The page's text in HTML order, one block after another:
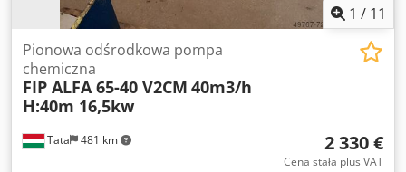
1 / 11
Tata 481 km
Pionowa odśrodkowa pompa
chemiczna
FIP ALFA 65-40 V2CM 40m3/h
H:40m 16,5kw
2 330 €
Cena stała plus VAT